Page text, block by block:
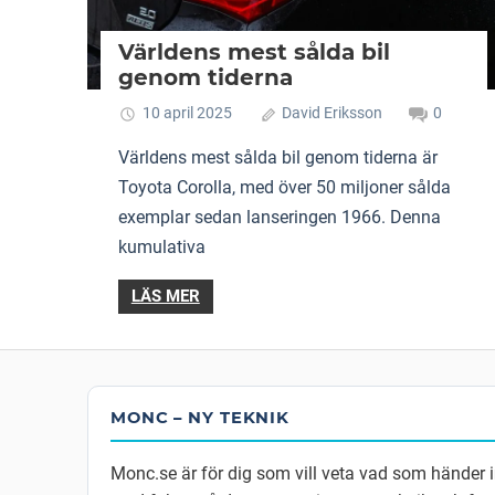
Världens mest sålda bil
genom tiderna
10 april 2025 David Eriksson 0
Världens mest sålda bil genom tiderna är
Toyota Corolla, med över 50 miljoner sålda
exemplar sedan lanseringen 1966. Denna
kumulativa
LÄS MER
MONC – NY TEKNIK
Monc.se är för dig som vill veta vad som händer